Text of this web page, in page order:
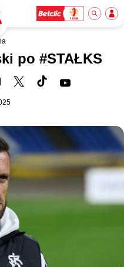
po #STAŁKS